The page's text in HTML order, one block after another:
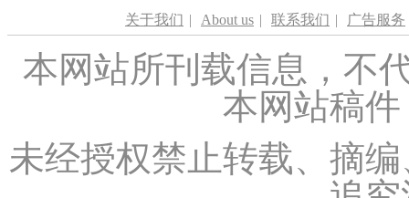
关于我们 | About us | 联系我们 | 广告服务
本网站所刊载信息，不
本网站稿
未经授权禁止转载、摘